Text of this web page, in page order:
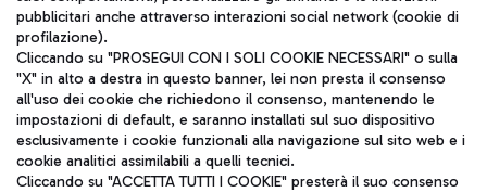
Aeroporti di Roma S.p.A. - Società soggetta a direzione e
coordinamento di Mundys S.p.A.
pubblicitari anche attraverso interazioni social network (cookie di
profilazione).
Cliccando su "PROSEGUI CON I SOLI COOKIE NECESSARI" o sulla
"X" in alto a destra in questo banner, lei non presta il consenso
all'uso dei cookie che richiedono il consenso, mantenendo le
impostazioni di default, e saranno installati sul suo dispositivo
esclusivamente i cookie funzionali alla navigazione sul sito web e i
cookie analitici assimilabili a quelli tecnici.
Cliccando su "ACCETTA TUTTI I COOKIE" presterà il suo consenso